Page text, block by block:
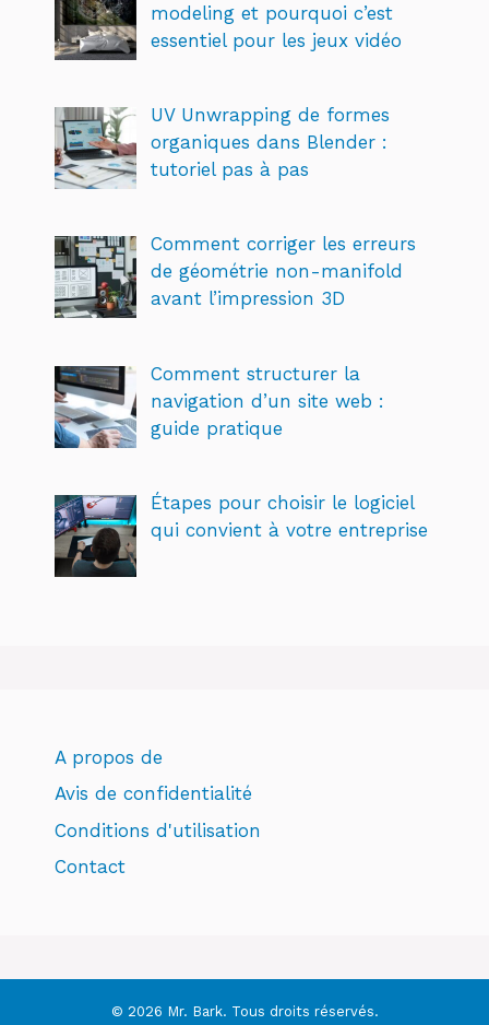
modeling et pourquoi c’est
essentiel pour les jeux vidéo
UV Unwrapping de formes
organiques dans Blender :
tutoriel pas à pas
Comment corriger les erreurs
de géométrie non-manifold
avant l’impression 3D
Comment structurer la
navigation d’un site web :
guide pratique
Étapes pour choisir le logiciel
qui convient à votre entreprise
A propos de
Avis de confidentialité
Conditions d'utilisation
Contact
© 2026 Mr. Bark. Tous droits réservés.